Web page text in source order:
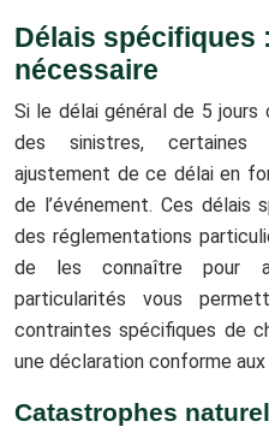
Délais spécifiques
nécessaire
Si le délai général de 5 jours
des sinistres, certaines
ajustement de ce délai en
de l’événement. Ces délais
des réglementations
de les connaître pour
particularités vous
contraintes spécifiques de
une déclaration conforme
Catastrophes